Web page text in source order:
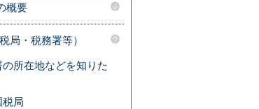
概要
局・税務署等）
所在地などを知りた
局